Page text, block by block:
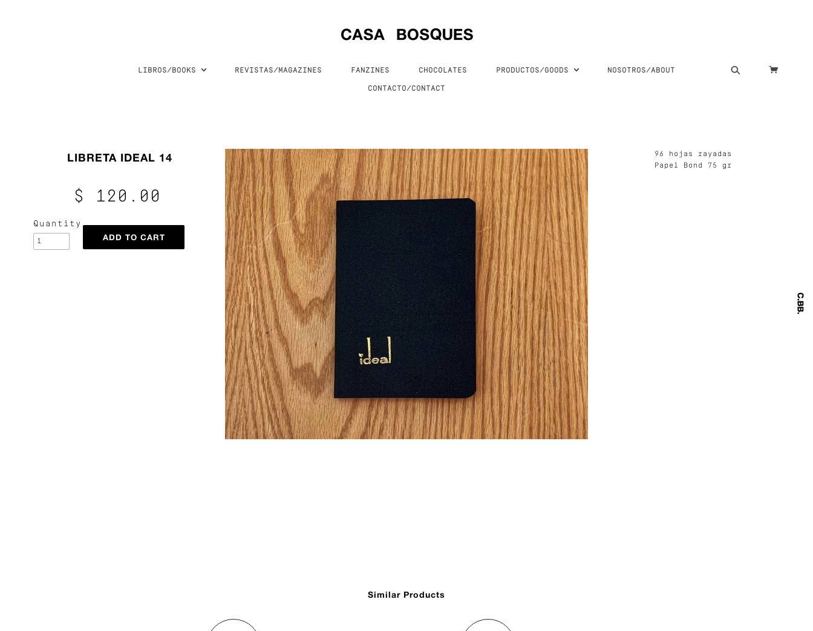
LIBROS/BOOKS REVISTAS/MAGAZINES FANZINES CHOCOLATES PRODUCTOS/GOODS NOSOTROS/ABOUT
CONTACTO/CONTACT
LIBRETA IDEAL 14
$ 120.00
Quantity
96 hojas rayadas
Papel Bond 75 gr
Similar Products